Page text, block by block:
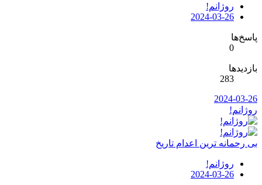
روژانم!
2024-03-26
پاسخ‌ها
0
بازدیدها
283
2024-03-26
روژانم!
بی رحمانه ترین اعدام تاریخ
روژانم!
2024-03-26